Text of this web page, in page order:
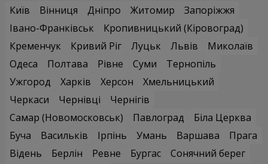
Київ
Вінниця Дніпро Житомир
Запоріжжя
Івано-Франківськ
Кропивницький (Кіровоград)
Кременчук
Кривий Ріг Луцьк Львів
Миколаїв
Одеса
Полтава Рівне Суми
Тернопіль
Ужгород
Харків Херсон
Хмельницький
Черкаси
Чернівці
Чернігів
Самар (Новомосковськ)
Павлоград
Біла Церква
Буча
Васильків Ірпінь Умань Варшава
Прага
Відень
Берлін Ревне Бургас
Сонячний берег